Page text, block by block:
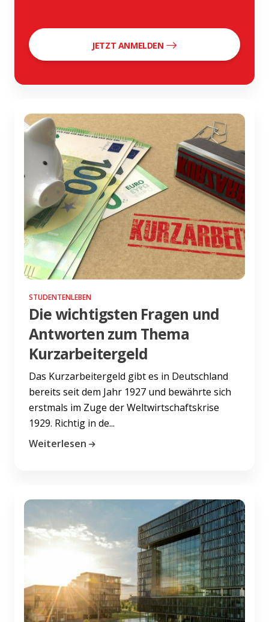
JETZT ANMELDEN
STUDENTENLEBEN
Die wichtigsten Fragen und
Antworten zum Thema
Kurzarbeitergeld
Das Kurzarbeitergeld gibt es in Deutschland
bereits seit dem Jahr 1927 und bewährte sich
erstmals im Zuge der Weltwirtschaftskrise
1929. Richtig in de...
Weiterlesen